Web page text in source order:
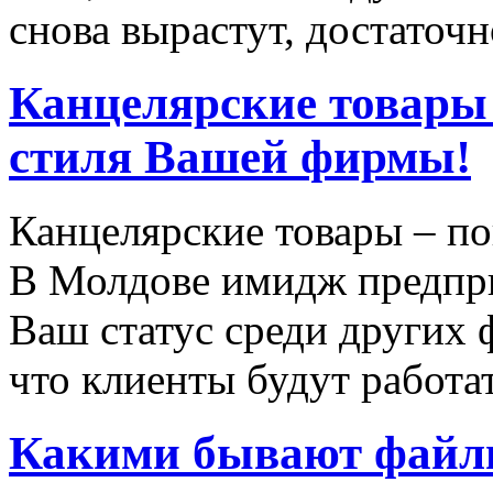
снова вырастут,
Канцелярские товары
стиля Вашей фирмы!
Канцелярские товары –
В Молдове имидж
Ваш статус среди
что клиенты будут
Какими бывают